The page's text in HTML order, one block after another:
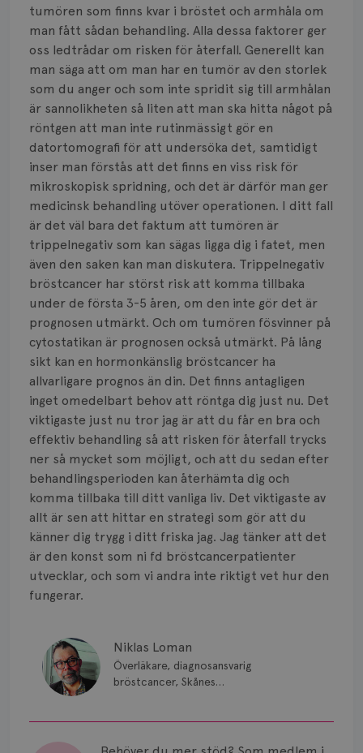
tumören som finns kvar i bröstet och armhåla om
man fått sådan behandling. Alla dessa faktorer ger
oss ledtrådar om risken för återfall. Generellt kan
man säga att om man har en tumör av den storlek
som du anger och som inte spridit sig till armhålan
är sannolikheten så liten att man ska hitta något på
röntgen att man inte rutinmässigt gör en
datortomografi för att undersöka det, samtidigt
inser man förstås att det finns en viss risk för
mikroskopisk spridning, och det är därför man ger
medicinsk behandling utöver operationen. I ditt fall
är det väl bara det faktum att tumören är
trippelnegativ som kan sägas ligga dig i fatet, men
även den saken kan man diskutera. Trippelnegativ
bröstcancer har störst risk att komma tillbaka
under de första 3-5 åren, om den inte gör det är
prognosen utmärkt. Och om tumören fösvinner på
cytostatikan är prognosen också utmärkt. På lång
sikt kan en hormonkänslig bröstcancer ha
allvarligare prognos än din. Det finns antagligen
inget omedelbart behov att röntga dig just nu. Det
viktigaste just nu tror jag är att du får en bra och
effektiv behandling så att risken för återfall trycks
ner så mycket som möjligt, och att du sedan efter
behandlingsperioden kan återhämta dig och
komma tillbaka till ditt vanliga liv. Det viktigaste av
allt är sen att hittar en strategi som gör att du
känner dig trygg i ditt friska jag. Jag tänker att det
är den konst som ni fd bröstcancerpatienter
utvecklar, och som vi andra inte riktigt vet hur den
fungerar.
Niklas Loman
Överläkare, diagnosansvarig
bröstcancer, Skånes